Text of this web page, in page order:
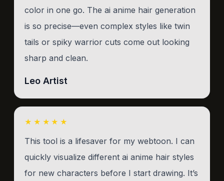
color in one go. The ai anime hair generation
is so precise—even complex styles like twin
tails or spiky warrior cuts come out looking
sharp and clean.
Leo Artist
★★★★★
This tool is a lifesaver for my webtoon. I can
quickly visualize different ai anime hair styles
for new characters before I start drawing. It’s